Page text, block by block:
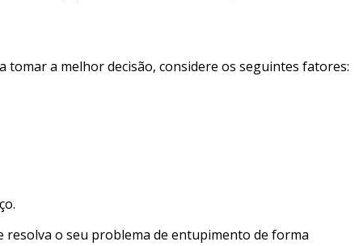
tomar a melhor decisão, considere os seguintes fatores:
resolva o seu problema de entupimento de forma